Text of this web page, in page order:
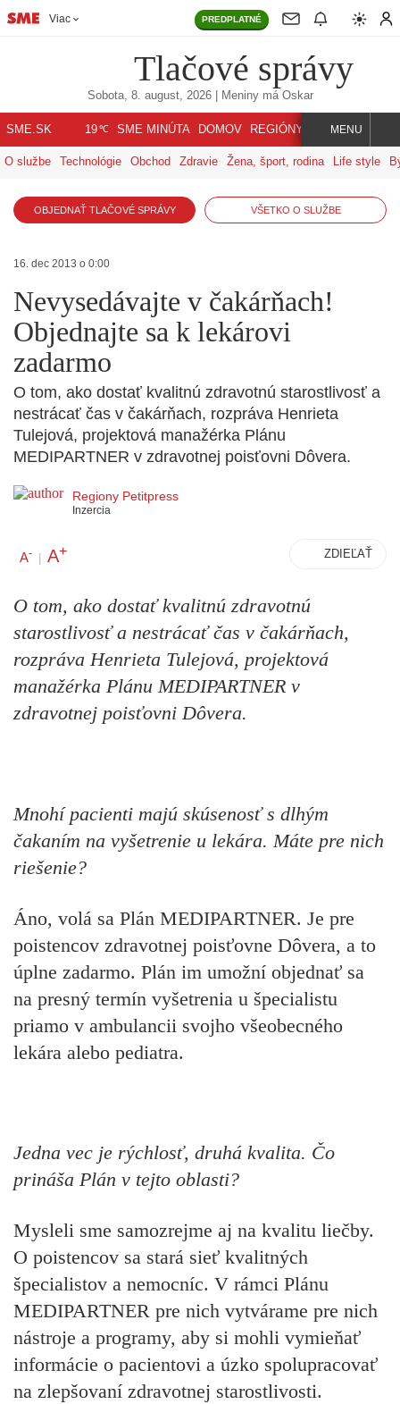
Viac PREDPLATNÉ
Tlačové správy
Sobota, 8. august, 2026| Meniny má Oskar
SME.SK 19℃ SME MINÚTA DOMOV REGIÓNY INDEX SVET
MENU
O službe Technológie Obchod Zdravie Žena, šport, rodina Life style
OBJEDNAŤ TLAČOVÉ SPRÁVY VŠETKO O SLUŽBE
16. dec 2013 o 0:00
Nevysedávajte v čakárňach!
Objednajte sa k lekárovi
zadarmo
O tom, ako dostať kvalitnú zdravotnú starostlivosť a
nestrácať čas v čakárňach, rozpráva Henrieta
Tulejová, projektová manažérka Plánu
MEDIPARTNER v zdravotnej poisťovni Dôvera.
Regiony Petitpress
Inzercia
A- | A+ ZDIEĽAŤ
O tom, ako dostať kvalitnú zdravotnú
starostlivosť a nestrácať čas v čakárňach,
rozpráva Henrieta Tulejová, projektová
manažérka Plánu MEDIPARTNER v
zdravotnej poisťovni Dôvera.
Mnohí pacienti majú skúsenosť s dlhým
čakaním na vyšetrenie u lekára. Máte pre nich
riešenie?
Áno, volá sa Plán MEDIPARTNER. Je pre
poistencov zdravotnej poisťovne Dôvera, a to
úplne zadarmo. Plán im umožní objednať sa
na presný termín vyšetrenia u špecialistu
priamo v ambulancii svojho všeobecného
lekára alebo pediatra.
Jedna vec je rýchlosť, druhá kvalita. Čo
prináša Plán v tejto oblasti?
Mysleli sme samozrejme aj na kvalitu liečby.
O poistencov sa stará sieť kvalitných
špecialistov a nemocníc. V rámci Plánu
MEDIPARTNER pre nich vytvárame pre nich
nástroje a programy, aby si mohli vymieňať
informácie o pacientovi a úzko spolupracovať
na zlepšovaní zdravotnej starostlivosti.